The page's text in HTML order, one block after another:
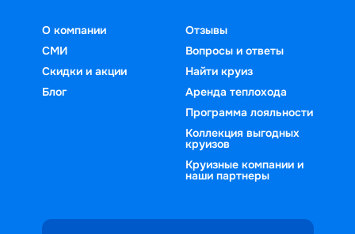
О компании
СМИ
Скидки и акции
Блог
Отзывы
Вопросы и ответы
Найти круиз
Аренда теплохода
Программа лояльности
Коллекция выгодных
круизов
Круизные компании и
наши партнеры